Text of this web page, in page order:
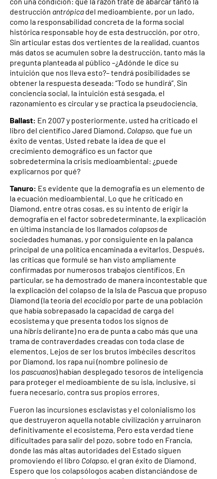
destrucción antrópica del medioambiente, por un lado,
como la responsabilidad concreta de la forma social
histórica responsable hoy de esta destrucción, por otro.
Sin articular estas dos vertientes de la realidad, cuantos
más datos se acumulen sobre la destrucción, tanto más la
pregunta planteada al público –¿Adónde le dice su
intuición que nos lleva esto?– tendrá posibilidades se
obtener la respuesta deseada: “Todo se hundirá”. Sin
conciencia social, la intuición está sesgada, el
razonamiento es circular y se practica la pseudociencia.
Ballast: En 2007 y posteriormente, usted ha criticado el
libro del científico Jared Diamond, Colapso, que fue un
éxito de ventas. Usted rebate la idea de que el
crecimiento demográfico es un factor que
sobredetermina la crisis medioambiental: ¿puede
explicarnos por qué?
Tanuro: Es evidente que la demografía es un elemento de
la ecuación medioambiental. Lo que he criticado en
Diamond, entre otras cosas, es su intento de erigir la
demografía en el factor sobredeterminante, la explicación
en última instancia de los llamados colapsos de
sociedades humanas, y por consiguiente en la palanca
principal de una política encaminada a evitarlos. Después,
las críticas que formulé se han visto ampliamente
confirmadas por numerosos trabajos científicos. En
particular, se ha demostrado de manera incontestable que
la explicación del colapso de la Isla de Pascua que propuso
Diamond (la teoría del ecocidio por parte de una población
que había sobrepasado la capacidad de carga del
ecosistema y que presenta todos los signos de
una hibris delirante) no era de punta a cabo más que una
trama de contraverdades creadas con toda clase de
elementos. Lejos de ser los brutos imbéciles descritos
por Diamond, los rapa nui (nombre polinesio de
los pascuanos) habían desplegado tesoros de inteligencia
para proteger el medioambiente de su isla, inclusive, si
fuera necesario, contra sus propios errores.
Fueron las incursiones esclavistas y el colonialismo los
que destruyeron aquella notable civilización y arruinaron
definitivamente el ecosistema. Pero esta verdad tiene
dificultades para salir del pozo, sobre todo en Francia,
donde las más altas autoridades del Estado siguen
promoviendo el libro Colapso, el gran éxito de Diamond.
Espero que los colapsólogos acaben distanciándose de